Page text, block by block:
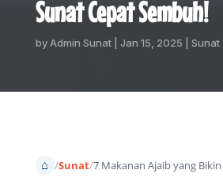
Sunat Cepat Sembuh!
byAdmin Sunat| Jan 15, 2025 Sunat|
Beranda
Sunat